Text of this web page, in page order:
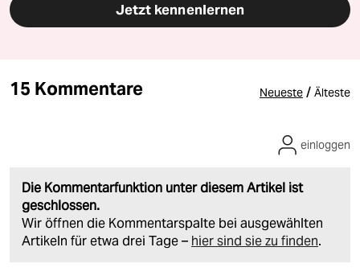
Jetzt kennenlernen
15 Kommentare Neueste / Älteste
Die Kommentarfunktion unter diesem Artikel ist
geschlossen.
Wir öffnen die Kommentarspalte bei ausgewählten
Artikeln für etwa drei Tage – hier sind sie zu finden.
einloggen